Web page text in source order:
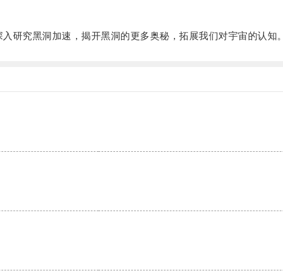
究黑洞加速，揭开黑洞的更多奥秘，拓展我们对宇宙的认知。